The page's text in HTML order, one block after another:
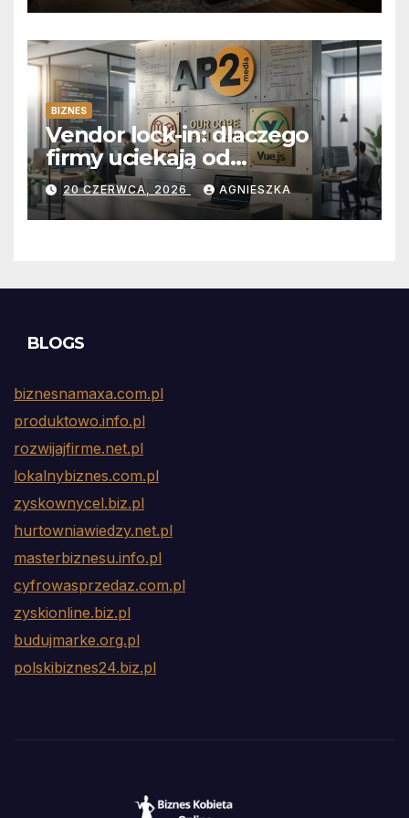
BIZNES
Vendor lock-in: dlaczego
firmy uciekają od
abonamentów do własnego
kodu
20 CZERWCA, 2026 AGNIESZKA
BLOGS
biznesnamaxa.com.pl
produktowo.info.pl
rozwijajfirme.net.pl
lokalnybiznes.com.pl
zyskownycel.biz.pl
hurtowniawiedzy.net.pl
masterbiznesu.info.pl
cyfrowasprzedaz.com.pl
zyskionline.biz.pl
budujmarke.org.pl
polskibiznes24.biz.pl